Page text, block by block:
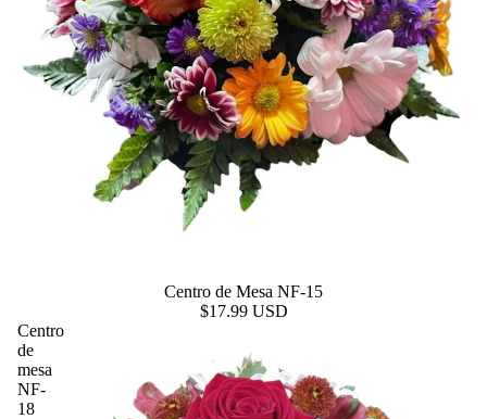
Centro de Mesa NF-15
$17.99 USD
Centro
de
mesa
NF-
18